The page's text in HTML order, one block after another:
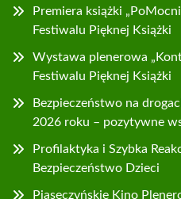
Premiera książki
Festiwalu Pięknej Książki
Wystawa plenerowa
Festiwalu Pięknej Książki
Bezpieczeństwo na
2026 roku – pozytywne
Profilaktyka i Szybka
Bezpieczeństwo Dzieci
Piaseczyńskie Kino